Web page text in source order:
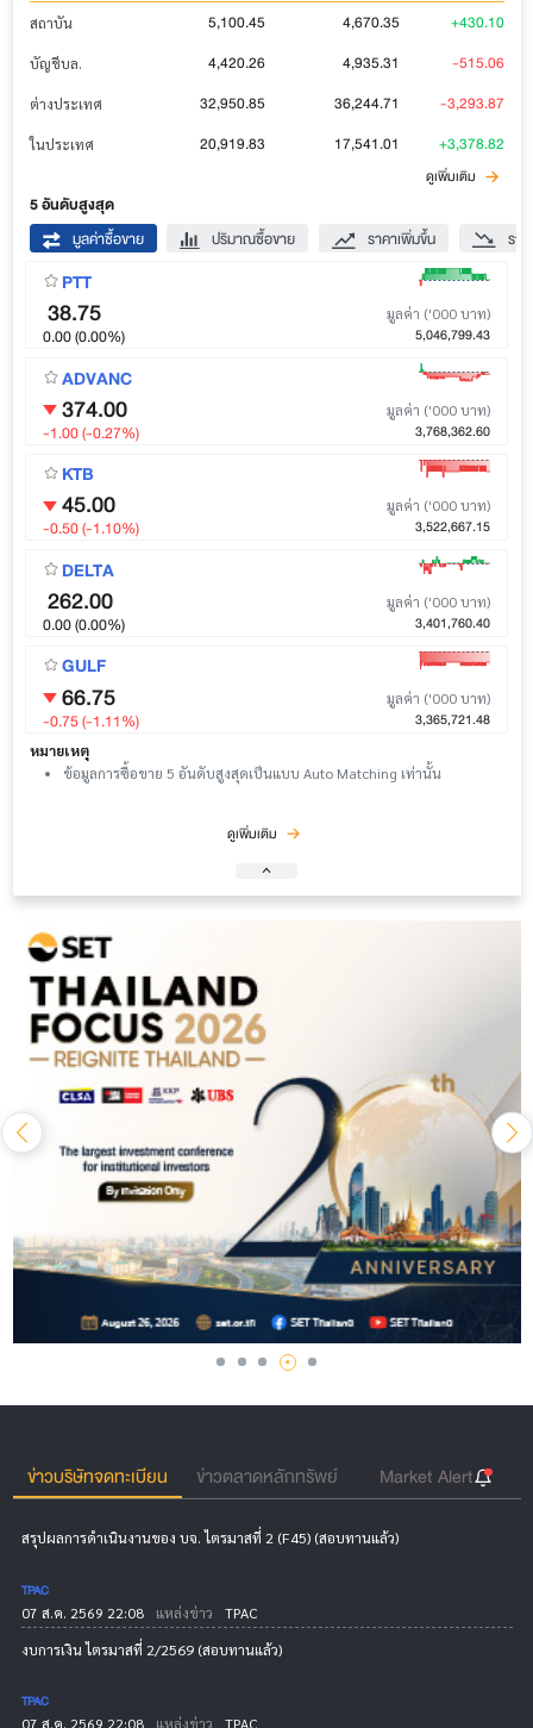
สถาบัน 5,100.45 4,670.35 +430.10
บัญชีบล. 4,420.26 4,935.31 -515.06
ต่างประเทศ 32,950.85 36,244.71 -3,293.87
ในประเทศ 20,919.83 17,541.01 +3,378.82
ดูเพิ่มเติม
5 อันดับสูงสุด
มูลค่าซื้อขาย
ปริมาณซื้อขาย ราคาเพิ่มขึ้น รา
PTT
38.75 มูลค่า ('000 บาท)
0.00 (0.00%) 5,046,799.43
ADVANC
374.00 มูลค่า ('000 บาท)
-1.00 (-0.27%) 3,768,362.60
KTB
45.00 มูลค่า ('000 บาท)
-0.50 (-1.10%) 3,522,667.15
DELTA
262.00 มูลค่า ('000 บาท)
0.00 (0.00%) 3,401,760.40
GULF
66.75 มูลค่า ('000 บาท)
-0.75 (-1.11%) 3,365,721.48
หมายเหตุ
ข้อมูลการซื้อขาย 5 อันดับสูงสุดเป็นแบบ Auto Matching เท่านั้น
ดูเพิ่มเติม
ข่าวบริษัทจดทะเบียน ข่าวตลาดหลักทรัพย์ Market Alert
สรุปผลการดำเนินงานของ บจ. ไตรมาสที่ 2 (F45) (สอบทานแล้ว)
TPAC
07 ส.ค. 2569 22:08 แหล่งข่าว
TPAC
งบการเงิน ไตรมาสที่ 2/2569 (สอบทานแล้ว)
TPAC
07 ส.ค. 2569 22:08 แหล่งข่าว TPAC